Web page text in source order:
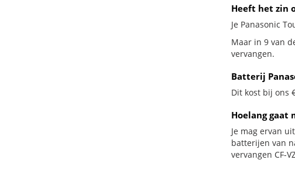
Heeft het zin
Je Panasonic
Maar in 9 van
vervangen.
Batterij
Dit kost bij ons
Hoelang gaat
Je mag ervan
batterijen van
vervangen CF-